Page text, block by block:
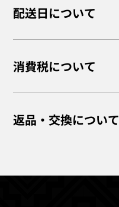
配送日について
消費税について
返品・交換について